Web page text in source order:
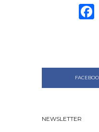
NEWSLETTER